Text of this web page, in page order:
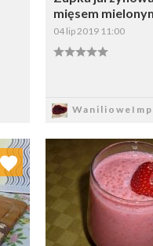
mięsem
04 lip 2019 11:00
Dodaj do